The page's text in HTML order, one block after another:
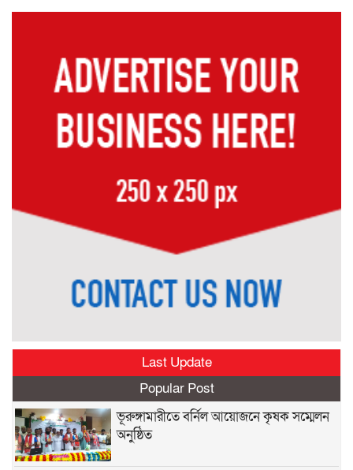
Last Update
Popular Post
ভূরুঙ্গামারীতে বর্নিল আয়োজনে কৃষক সম্মেলন
অনুষ্ঠিত